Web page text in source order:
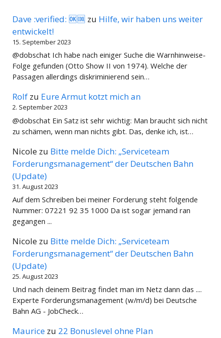
Dave :verified: 🆗🆒 zu Hilfe, wir haben uns weiter
entwickelt!
15. September 2023
@dobschat Ich habe nach einiger Suche die Warnhinweise-
Folge gefunden (Otto Show II von 1974). Welche der
Passagen allerdings diskriminierend sein…
Rolf zu Eure Armut kotzt mich an
2. September 2023
@dobschat Ein Satz ist sehr wichtig: Man braucht sich nicht
zu schämen, wenn man nichts gibt. Das, denke ich, ist…
Nicole zu Bitte melde Dich: „Serviceteam
Forderungsmanagement“ der Deutschen Bahn
(Update)
31. August 2023
Auf dem Schreiben bei meiner Forderung steht folgende
Nummer: 07221 92 35 1000 Da ist sogar jemand ran
gegangen ...
Nicole zu Bitte melde Dich: „Serviceteam
Forderungsmanagement“ der Deutschen Bahn
(Update)
25. August 2023
Und nach deinem Beitrag findet man im Netz dann das ....
Experte Forderungsmanagement (w/m/d) bei Deutsche
Bahn AG - JobCheck…
Maurice zu 22 Bonuslevel ohne Plan